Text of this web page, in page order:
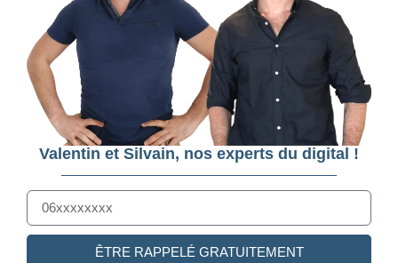
Valentin et Silvain, nos experts du digital !
ÊTRE RAPPELÉ GRATUITEMENT